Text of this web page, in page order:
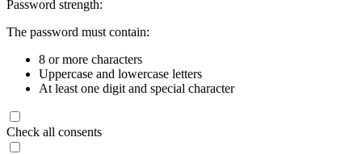
Password strength:
The password must contain:
8 or more characters
Uppercase and lowercase letters
At least one digit and special character
Check all consents